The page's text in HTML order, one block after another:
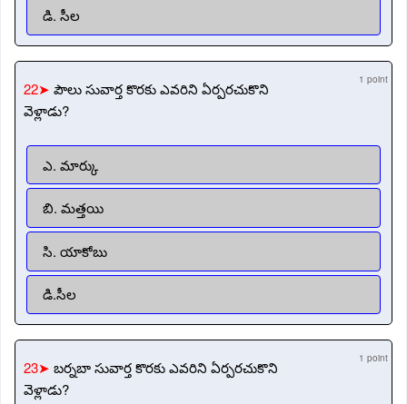
డి. సీల
22➤ పౌలు సువార్త కొరకు ఎవరిని ఏర్పరచుకొని
వెళ్లాడు?
1 point
ఎ. మార్కు
బి. మత్తయి
సి. యాకోబు
డి.సీల
23➤ బర్నబా సువార్త కొరకు ఎవరిని ఏర్పరచుకొని
వెళ్లాడు?
1 point